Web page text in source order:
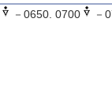
－0650. 0700 －